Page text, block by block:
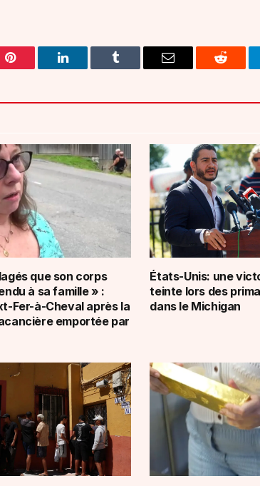
Pinterest LinkedIn Tumblr Email Reddit
que son corps
à sa famille » :
Fer-à-Cheval après la
emportée par
États-Unis: une
teinte lors des
dans le Michigan